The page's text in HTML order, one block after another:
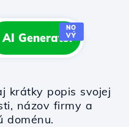
AI Generator
NO
VÝ
krátky popis svojej
názov firmy a
doménu.